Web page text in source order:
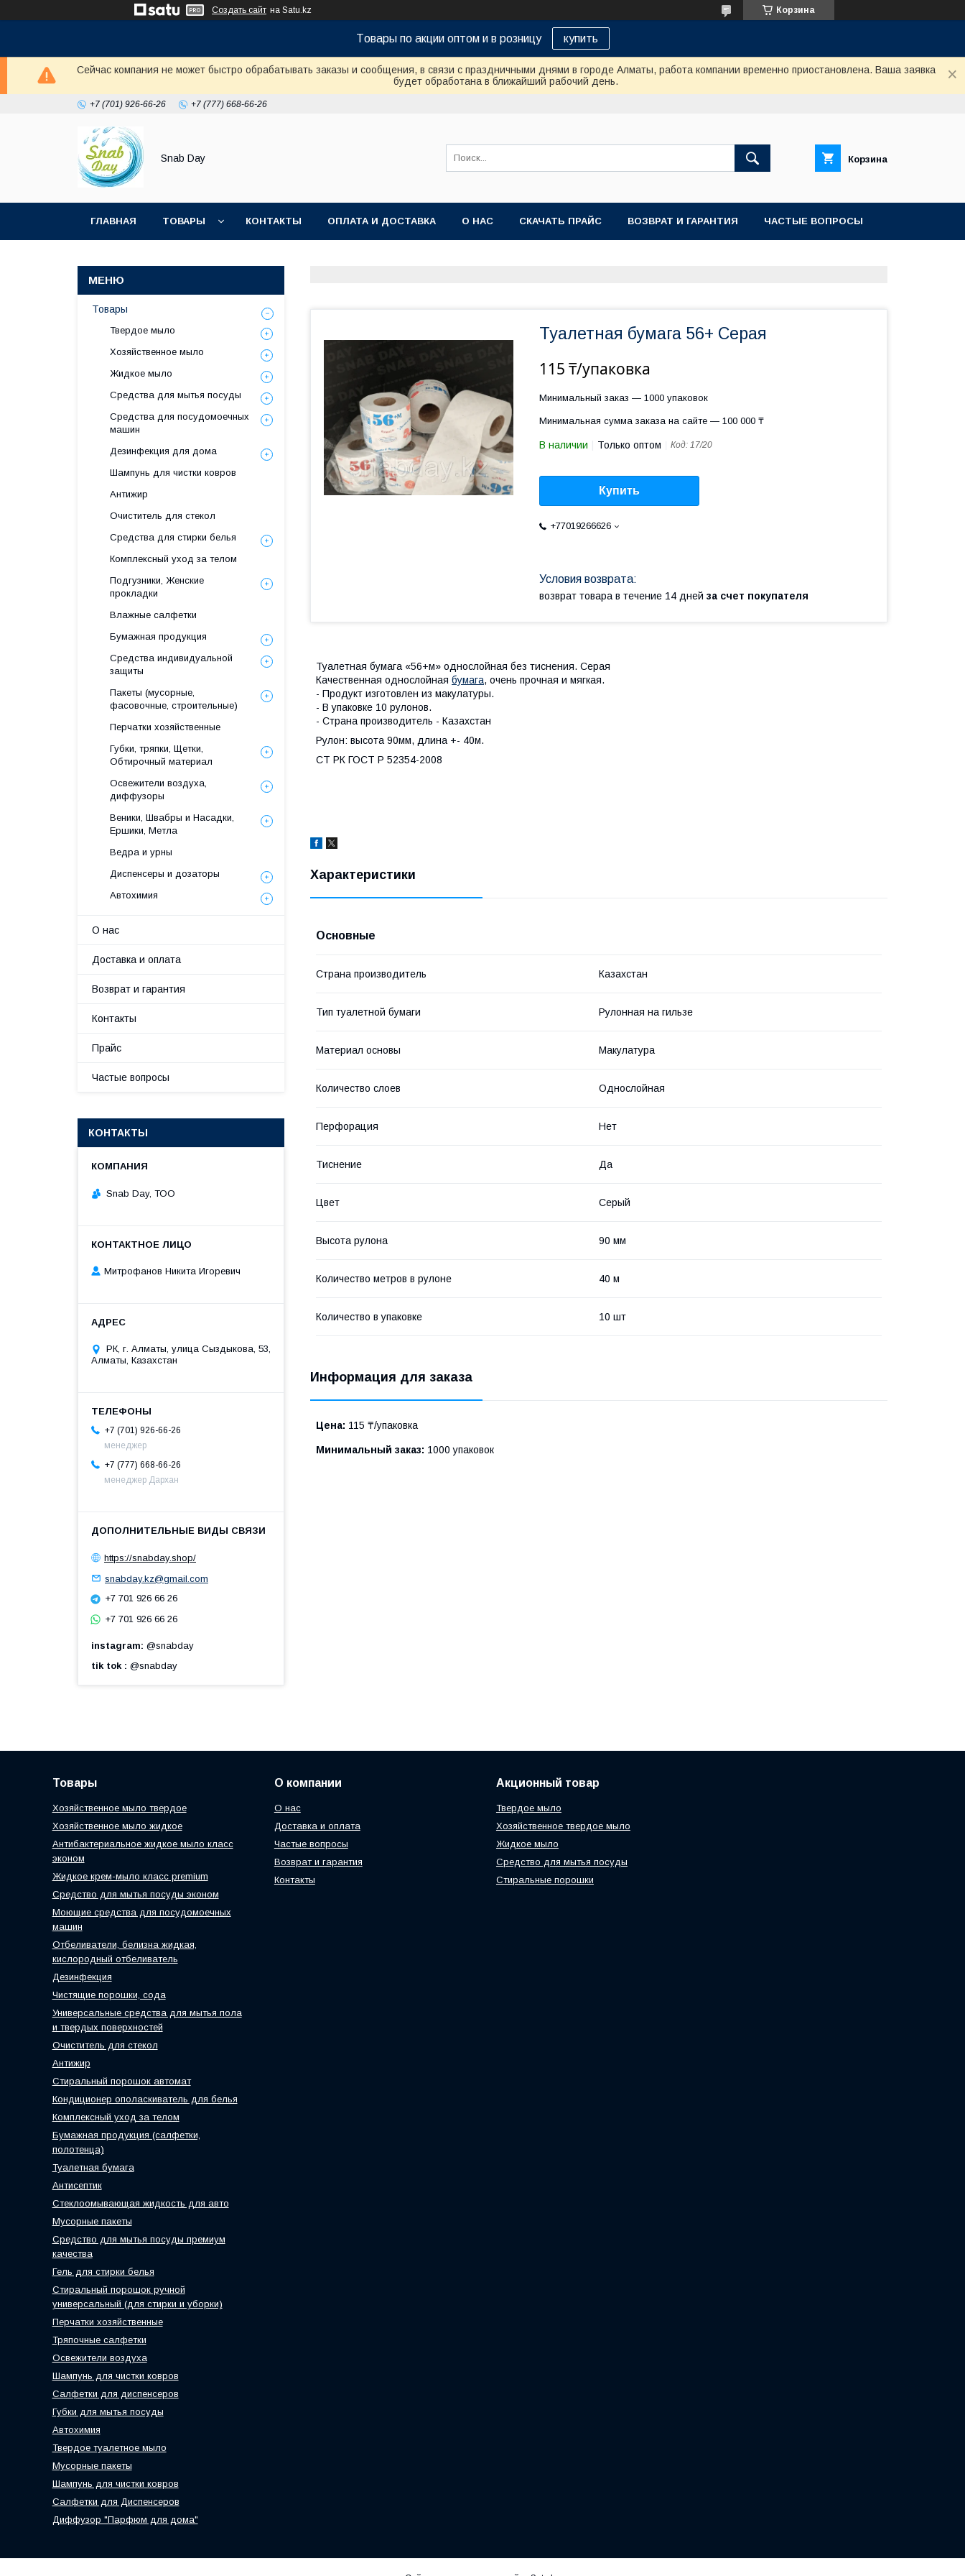
Создать сайт на Satu.kz Корзина
Tовары по акции оптом и в розницу купить
Сейчас компания не может быстро обрабатывать заказы и сообщения, в связи с праздничными днями в городе Алматы, работа компании временно приостановлена. Ваша заявка
будет обработана в ближайший рабочий день.
+7 (701) 926-66-26 +7 (777) 668-66-26
Snab Day Корзина
ГЛАВНАЯ ТОВАРЫ КОНТАКТЫ ОПЛАТА И ДОСТАВКА О НАС СКАЧАТЬ ПРАЙС ВОЗВРАТ И ГАРАНТИЯ ЧАСТЫЕ ВОПРОСЫ
Туалетная бумага 56+ Серая
115 ₸/упаковка
Минимальный заказ — 1000 упаковок
Минимальная сумма заказа на сайте — 100 000 ₸
В наличии Только оптом Код: 17/20
Купить
+77019266626
возврат товара в течение 14 дней за счет покупателя
Туалетная бумага «56+м» однослойная без тиснения. Серая
Качественная однослойная бумага, очень прочная и мягкая.
- Продукт изготовлен из макулатуры.
- В упаковке 10 рулонов.
- Страна производитель - Казахстан
Рулон: высота 90мм, длина +- 40м.
СТ РК ГОСТ Р 52354-2008
Характеристики
Основные
Страна производитель Казахстан
Тип туалетной бумаги Рулонная на гильзе
Материал основы Макулатура
Количество слоев Однослойная
Перфорация Нет
Тиснение Да
Цвет Серый
Высота рулона 90 мм
Количество метров в рулоне 40 м
Количество в упаковке 10 шт
Информация для заказа
Цена: 115 ₸/упаковка
Минимальный заказ: 1000 упаковок
Товары
Твердое мыло
Хозяйственное мыло
Жидкое мыло
Средства для мытья посуды
Средства для посудомоечных
машин
Дезинфекция для дома
Шампунь для чистки ковров
Антижир
Очиститель для стекол
Средства для стирки белья
Комплексный уход за телом
Подгузники, Женские
прокладки
Влажные салфетки
Бумажная продукция
Средства индивидуальной
защиты
Пакеты (мусорные,
фасовочные, строительные)
Перчатки хозяйственные
Губки, тряпки, Щетки,
Обтирочный материал
Освежители воздуха,
диффузоры
Веники, Швабры и Насадки,
Ершики, Метла
Ведра и урны
Диспенсеры и дозаторы
Автохимия
О нас
Доставка и оплата
Возврат и гарантия
Контакты
Прайс
Частые вопросы
КОНТАКТЫ
Snab Day, ТОО
Митрофанов Никита Игоревич
РК, г. Алматы, улица Сыздыкова, 53,
Алматы, Казахстан
+7 (701) 926-66-26
менеджер
+7 (777) 668-66-26
менеджер Дархан
https://snabday.shop/
snabday.kz@gmail.com
+7 701 926 66 26
+7 701 926 66 26
instagram @snabday
tik tok
@snabday
Товары
Хозяйственное мыло твердое
Хозяйственное мыло жидкое
Антибактериальное жидкое мыло класс
эконом
Жидкое крем-мыло класс premium
Средство для мытья посуды эконом
Моющие средства для посудомоечных
машин
Отбеливатели, белизна жидкая,
кислородный отбеливатель
Дезинфекция
Чистящие порошки, сода
Универсальные средства для мытья пола
и твердых поверхностей
Очиститель для стекол
Антижир
Стиральный порошок автомат
Кондиционер ополаскиватель для белья
Комплексный уход за телом
Бумажная продукция (салфетки,
полотенца)
Туалетная бумага
Антисептик
Стеклоомывающая жидкость для авто
Мусорные пакеты
Средство для мытья посуды премиум
качества
Гель для стирки белья
Стиральный порошок ручной
универсальный (для стирки и уборки)
Перчатки хозяйственные
Тряпочные салфетки
Освежители воздуха
Шампунь для чистки ковров
Салфетки для диспенсеров
Губки для мытья посуды
Автохимия
Твердое туалетное мыло
Мусорные пакеты
Шампунь для чистки ковров
Салфетки для Диспенсеров
Диффузор "Парфюм для дома"
О компании
О нас
Доставка и оплата
Частые вопросы
Возврат и гарантия
Контакты
Акционный товар
Твердое мыло
Хозяйственное твердое мыло
Жидкое мыло
Средство для мытья посуды
Стиральные порошки